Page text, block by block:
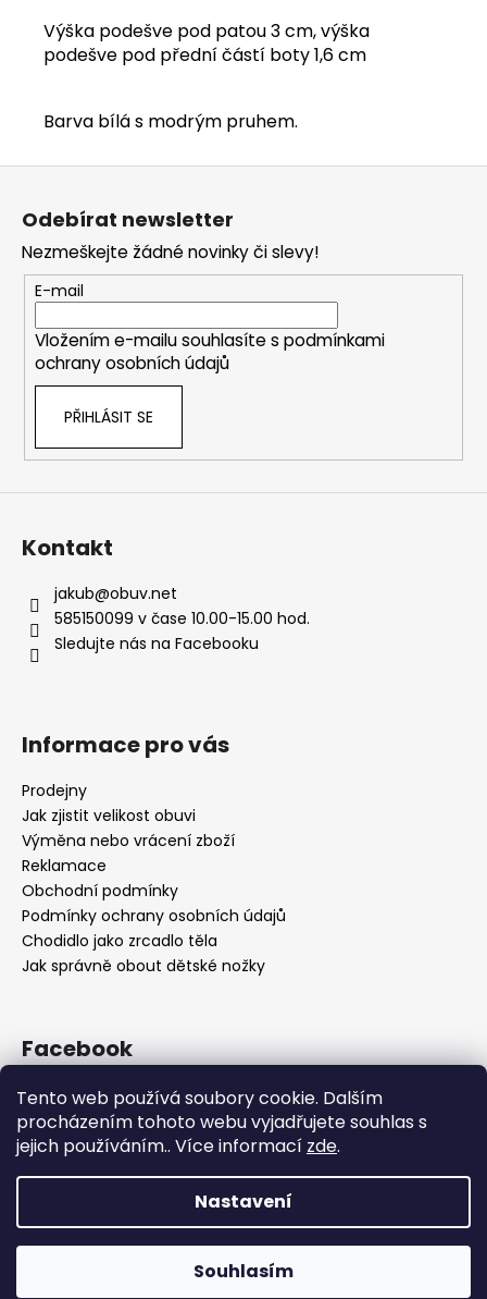
Tento web používá soubory cookie. Dalším
procházením tohoto webu vyjadřujete souhlas s
jejich používáním.. Více informací zde.
Nastavení
Souhlasím
Výška podešve pod patou 3 cm, výška
podešve pod přední částí boty 1,6 cm
Barva bílá s modrým pruhem.
Z
Odebírat newsletter
Nezmeškejte žádné novinky či slevy!
E-mail
Vložením e-mailu souhlasíte s podmínkami
ochrany osobních údajů
PŘIHLÁSIT SE
Kontakt
jakub@obuv.net
585150099 v čase 10.00-15.00 hod.
Sledujte nás na Facebooku
Informace pro vás
Prodejny
Jak zjistit velikost obuvi
Výměna nebo vrácení zboží
Reklamace
Obchodní podmínky
Podmínky ochrany osobních údajů
Chodidlo jako zrcadlo těla
Jak správně obout dětské nožky
Facebook
Vytvořil Shoptet
OBUV.NET. Všechna práva vyhrazena.